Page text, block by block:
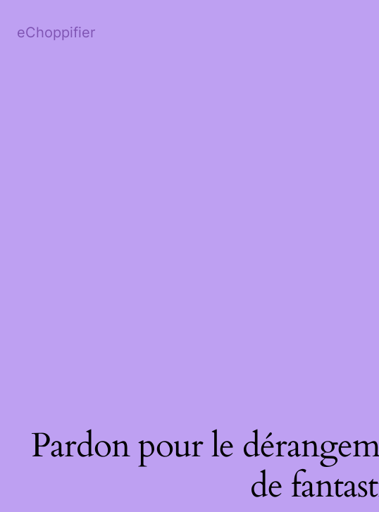
eChoppifier
Pardon pour le
de